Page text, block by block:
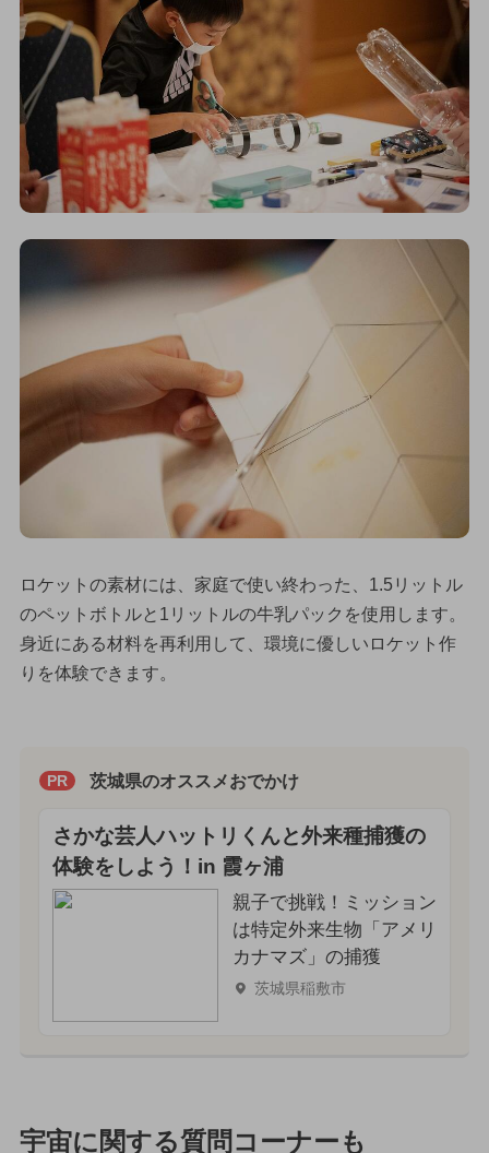
ロケットの素材には、家庭で使い終わった、1.5リットル
のペットボトルと1リットルの牛乳パックを使用します。
身近にある材料を再利用して、環境に優しいロケット作
りを体験できます。
PR 茨城県のオススメおでかけ
さかな芸人ハットリくんと外来種捕獲の
体験をしよう！in 霞ヶ浦
親子で挑戦！ミッション
は特定外来生物「アメリ
カナマズ」の捕獲
茨城県稲敷市
宇宙に関する質問コーナーも